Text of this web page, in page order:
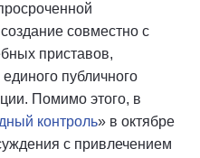
совместно с
приставов,
публичного
Помимо этого, в
контроль» в октябре
с привлечением